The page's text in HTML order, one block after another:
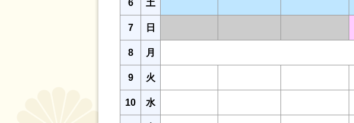
6 土
7 日
8 月
9 火
10 水